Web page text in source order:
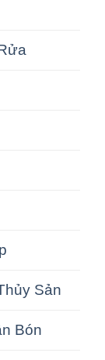
Sản
Bón